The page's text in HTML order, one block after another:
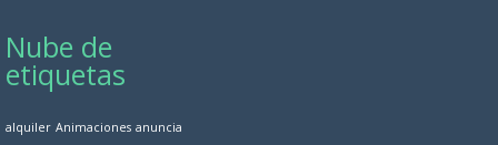
Nube de
etiquetas
alquiler Animaciones anuncia